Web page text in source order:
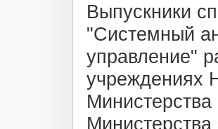
Выпускники
"Системный
управление"
учреждениях